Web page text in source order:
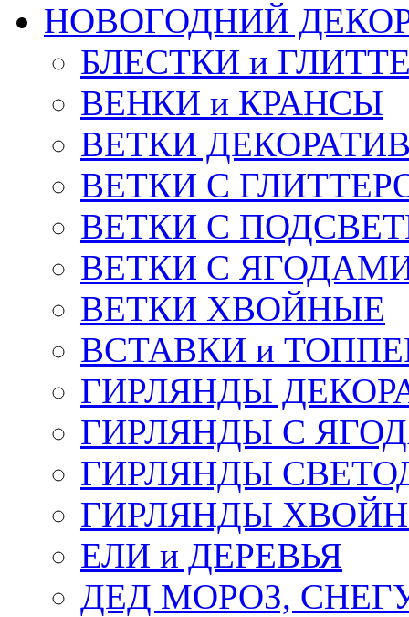
НОВОГОДНИЙ
БЛЕСТКИ и
ВЕНКИ и КРАНСЫ
ВЕТКИ
ВЕТКИ С
ВЕТКИ С
ВЕТКИ С
ВЕТКИ ХВОЙНЫЕ
ВСТАВКИ и
ГИРЛЯНДЫ
ГИРЛЯНДЫ С
ГИРЛЯНДЫ
ГИРЛЯНДЫ
ЕЛИ и ДЕРЕВЬЯ
ДЕД МОРОЗ,